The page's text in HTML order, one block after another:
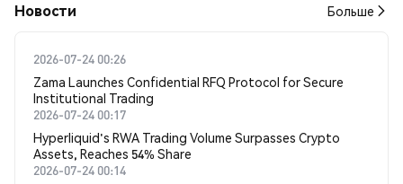
Новости Больше
2026-07-24 00:26
Zama Launches Confidential RFQ Protocol for Secure
Institutional Trading
2026-07-24 00:17
Hyperliquid's RWA Trading Volume Surpasses Crypto
Assets, Reaches 54% Share
2026-07-24 00:14